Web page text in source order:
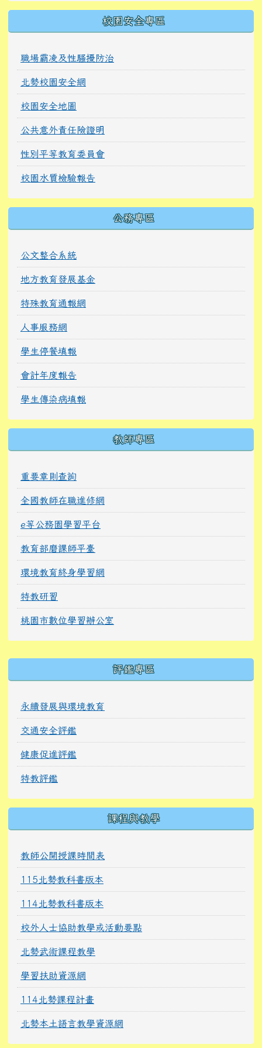
校園安全專區
職場霸凌及性騷擾防治
北勢校園安全網
校園安全地圖
公共意外責任險證明
性別平等教育委員會
校園水質檢驗報告
公務專區
公文整合系統
地方教育發展基金
特殊教育通報網
人事服務網
學生停餐填報
會計年度報告
學生傳染病填報
教師專區
重要章則查詢
全國教師在職進修網
e等公務園學習平台
教育部磨課師平臺
環境教育終身學習網
特教研習
桃園市數位學習辦公室
評鑑專區
永續發展與環境教育
交通安全評鑑
健康促進評鑑
特教評鑑
課程與教學
教師公開授課時間表
115北勢教科書版本
114北勢教科書版本
校外人士協助教學或活動要點
北勢武術課程教學
學習扶助資源網
114北勢課程計畫
北勢本土語言教學資源網